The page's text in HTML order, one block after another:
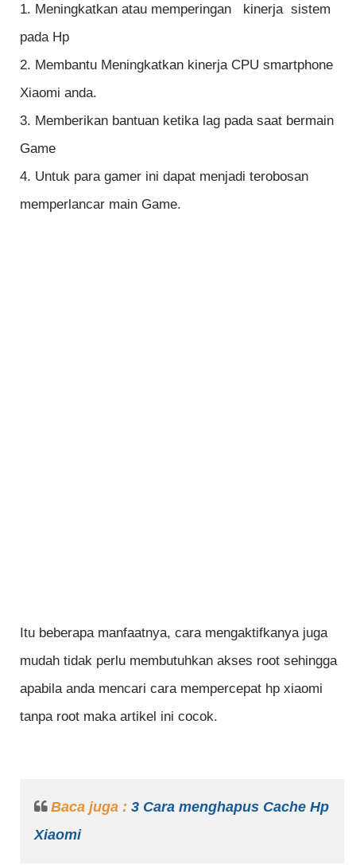
1. Meningkatkan atau memperingan kinerja sistem
pada Hp
2. Membantu Meningkatkan kinerja CPU smartphone
Xiaomi anda.
3. Memberikan bantuan ketika lag pada saat bermain
Game
4. Untuk para gamer ini dapat menjadi terobosan
memperlancar main Game.
Itu beberapa manfaatnya, cara mengaktifkanya juga
mudah tidak perlu membutuhkan akses root sehingga
apabila anda mencari cara mempercepat hp xiaomi
tanpa root maka artikel ini cocok.
Baca juga : 3 Cara menghapus Cache Hp
Xiaomi